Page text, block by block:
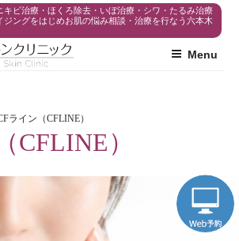
キビ治療・ほくろ除去・いぼ治療・シワ・たるみ治療
ジングをはじめお肌の悩み相談・治療を行なう六本木
Menu
ライン（CFLINE）
CFLINE）